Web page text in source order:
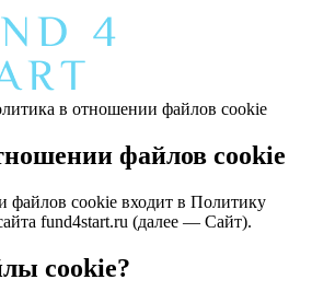
в отношении файлов cookie
файлов cookie
файлов cookie входит в Политику
fund4start.ru (далее — Сайт).
cookie?